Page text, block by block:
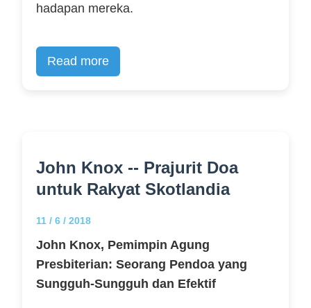
hadapan mereka.
Read more
John Knox -- Prajurit Doa
untuk Rakyat Skotlandia
11 / 6 / 2018
John Knox, Pemimpin Agung
Presbiterian: Seorang Pendoa yang
Sungguh-Sungguh dan Efektif